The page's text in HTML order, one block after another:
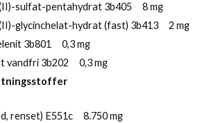
sulfat-pentahydrat 3b405 8 mg
glycinchelat-hydrat (fast) 3b413 2 mg
3b801 0,3 mg
vandfri 3b202 0,3 mg
renset) E551c 8.750 mg